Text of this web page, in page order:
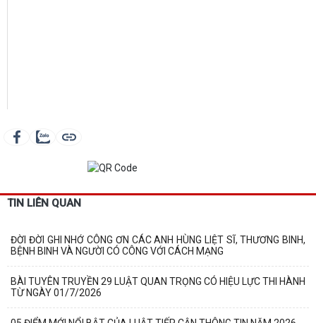
TIN LIÊN QUAN
ĐỜI ĐỜI GHI NHỚ CÔNG ƠN CÁC ANH HÙNG LIỆT SĨ, THƯƠNG BINH,
BỆNH BINH VÀ NGƯỜI CÓ CÔNG VỚI CÁCH MẠNG
BÀI TUYÊN TRUYỀN 29 LUẬT QUAN TRỌNG CÓ HIỆU LỰC THI HÀNH
TỪ NGÀY 01/7/2026